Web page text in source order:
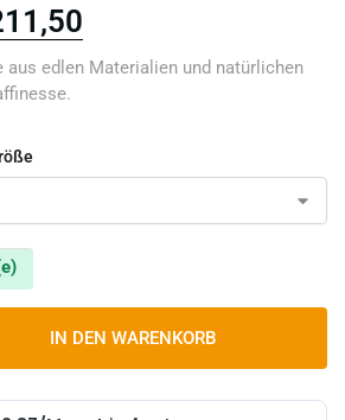
aus edlen Materialien und natürlichen
IN DEN WARENKORB